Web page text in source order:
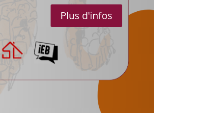
Plus d'infos